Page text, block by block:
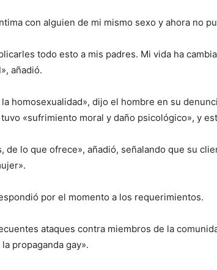
con alguien de mi mismo sexo y ahora no
todo esto a mis padres. Mi vida ha
añadió.
homosexualidad», dijo el hombre en su
«sufrimiento moral y daño psicológico», y
de lo que ofrece», añadió, señalando que su
por el momento a los requerimientos.
ataques contra miembros de la
propaganda gay».